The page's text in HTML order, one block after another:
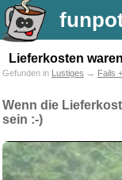
Lieferkosten
Gefunden in Lustiges → Fails
Wenn die
sein :-)